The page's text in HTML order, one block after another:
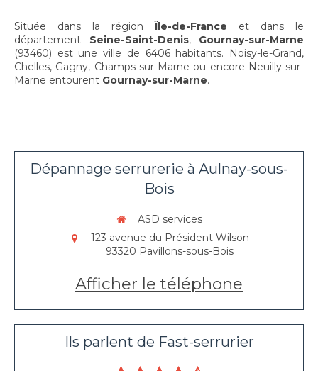
Située dans la régionÎle-de-France et dans le
département Seine-Saint-Denis, Gournay-sur-Marne
(93460) est une ville de 6406 habitants. Noisy-le-Grand,
Chelles, Gagny, Champs-sur-Marne ou encore Neuilly-sur-
Marne entourent Gournay-sur-Marne.
Dépannage serrurerie à Aulnay-sous-
Bois
ASD services
123 avenue du Président Wilson
93320 Pavillons-sous-Bois
Afficher le téléphone
Ils parlent de Fast-serrurier